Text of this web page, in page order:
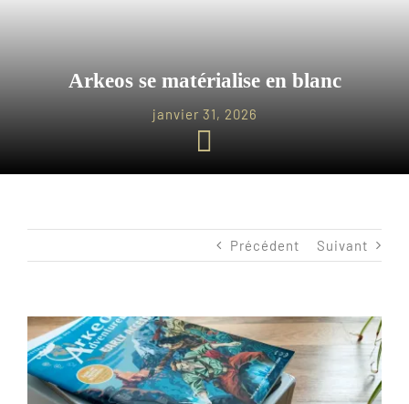
Téléchargements
Arkeos se matérialise en blanc
janvier 31, 2026
Précédent Suivant
Voir
l'image
agrandie